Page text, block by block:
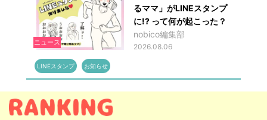
ニュース
るママ」がLINEスタンプ
に!? って何が起こった？
nobico編集部
2026.08.06
LINEスタンプ お知らせ